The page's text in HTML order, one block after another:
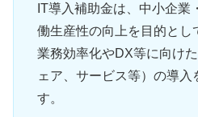
IT導入補助金は、中小企業
働生産性の向上を目的とし
業務効率化やDX等に向け
ェア、サービス等）の導
す。